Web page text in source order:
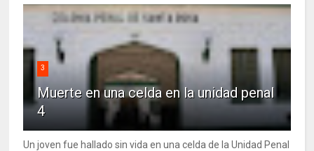
3
Muerte en una celda en la unidad penal
4
Un joven fue hallado sin vida en una celda de la Unidad Penal